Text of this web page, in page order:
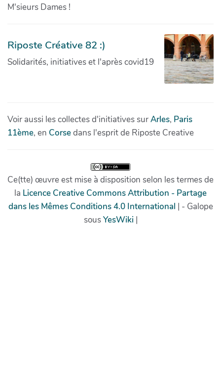
M'sieurs Dames !
Riposte Créative 82 :)
Solidarités, initiatives et l'après covid19
Voir aussi les collectes d'initiatives surArles, Paris
11ème, en Corsedans l'esprit de Riposte Creative
Ce(tte) œuvre est mise à disposition selon les termes de
la Licence Creative Commons Attribution - Partage
dans les Mêmes Conditions 4.0 International | - Galope
sousYesWiki |